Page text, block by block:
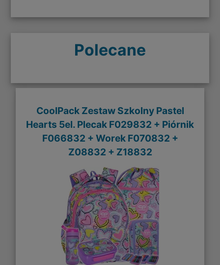
Polecane
CoolPack Zestaw Szkolny Pastel
Hearts 5el. Plecak F029832 + Piórnik
F066832 + Worek F070832 +
Z08832 + Z18832